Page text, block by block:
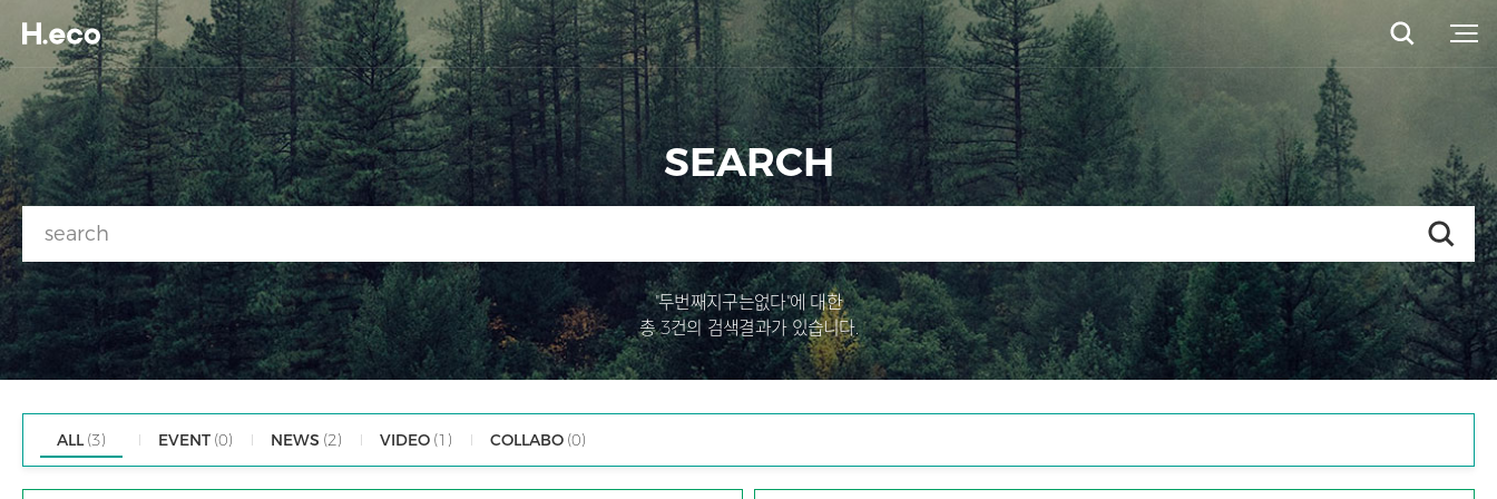
SEARCH
"두번째지구는없다"에 대한
총 3건의 검색결과가 있습니다.
ALL (3) EVENT (0) NEWS (2) VIDEO (1) COLLABO (0)